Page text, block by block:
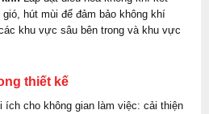
hút mùi để đảm bảo không khí
khu vực sâu bên trong và khu vực
thiết kế
ích cho không gian làm việc: cải thiện